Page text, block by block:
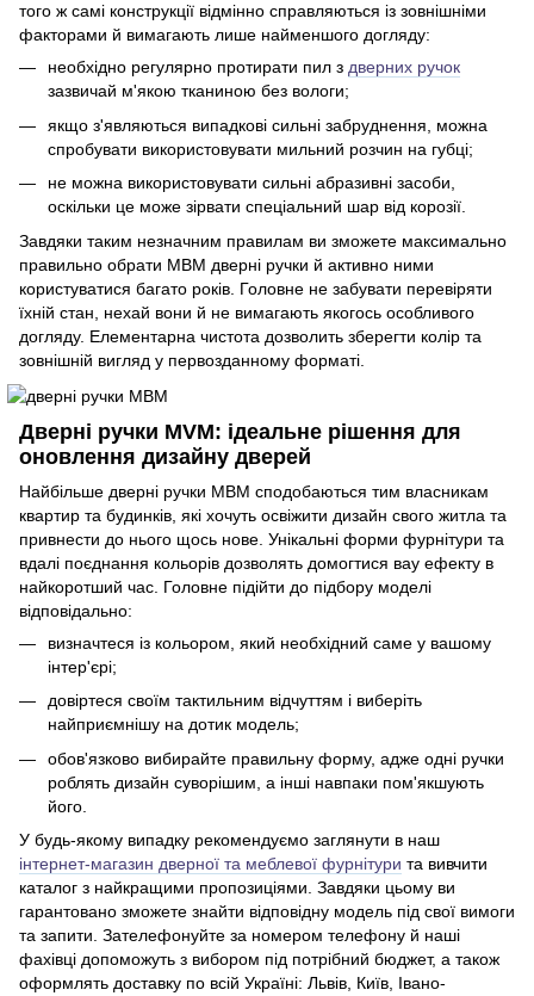
того ж самі конструкції відмінно справляються із зовнішніми
факторами й вимагають лише найменшого догляду:
необхідно регулярно протирати пил з дверних ручок
зазвичай м'якою тканиною без вологи;
якщо з'являються випадкові сильні забруднення, можна
спробувати використовувати мильний розчин на губці;
не можна використовувати сильні абразивні засоби,
оскільки це може зірвати спеціальний шар від корозії.
Завдяки таким незначним правилам ви зможете максимально
правильно обрати МВМ дверні ручки й активно ними
користуватися багато років. Головне не забувати перевіряти
їхній стан, нехай вони й не вимагають якогось особливого
догляду. Елементарна чистота дозволить зберегти колір та
зовнішній вигляд у первозданному форматі.
Дверні ручки MVM: ідеальне рішення для
оновлення дизайну дверей
Найбільше дверні ручки МВМ сподобаються тим власникам
квартир та будинків, які хочуть освіжити дизайн свого житла та
привнести до нього щось нове. Унікальні форми фурнітури та
вдалі поєднання кольорів дозволять домогтися вау ефекту в
найкоротший час. Головне підійти до підбору моделі
відповідально:
визначтеся із кольором, який необхідний саме у вашому
інтер'єрі;
довіртеся своїм тактильним відчуттям і виберіть
найприємнішу на дотик модель;
обов'язково вибирайте правильну форму, адже одні ручки
роблять дизайн суворішим, а інші навпаки пом'якшують
його.
У будь-якому випадку рекомендуємо заглянути в наш
інтернет-магазин дверної та меблевої фурнітури та вивчити
каталог з найкращими пропозиціями. Завдяки цьому ви
гарантовано зможете знайти відповідну модель під свої вимоги
та запити. Зателефонуйте за номером телефону й наші
фахівці допоможуть з вибором під потрібний бюджет, а також
оформлять доставку по всій Україні: Львів, Київ, Івано-